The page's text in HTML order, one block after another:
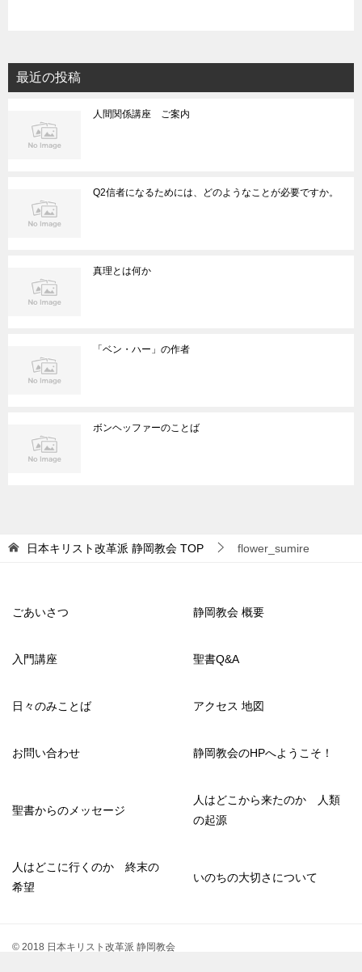
最近の投稿
人間関係講座 ご案内
Q2信者になるためには、どのようなことが必要ですか。
真理とは何か
「ベン・ハー」の作者
ボンヘッファーのことば
日本キリスト改革派 静岡教会 TOP flower_sumire
ごあいさつ 静岡教会 概要
入門講座 聖書Q&A
日々のみことば アクセス 地図
お問い合わせ 静岡教会のHPへようこそ！
聖書からのメッセージ
人はどこから来たのか 人類
の起源
人はどこに行くのか 終末の
希望
いのちの大切さについて
© 2018 日本キリスト改革派 静岡教会